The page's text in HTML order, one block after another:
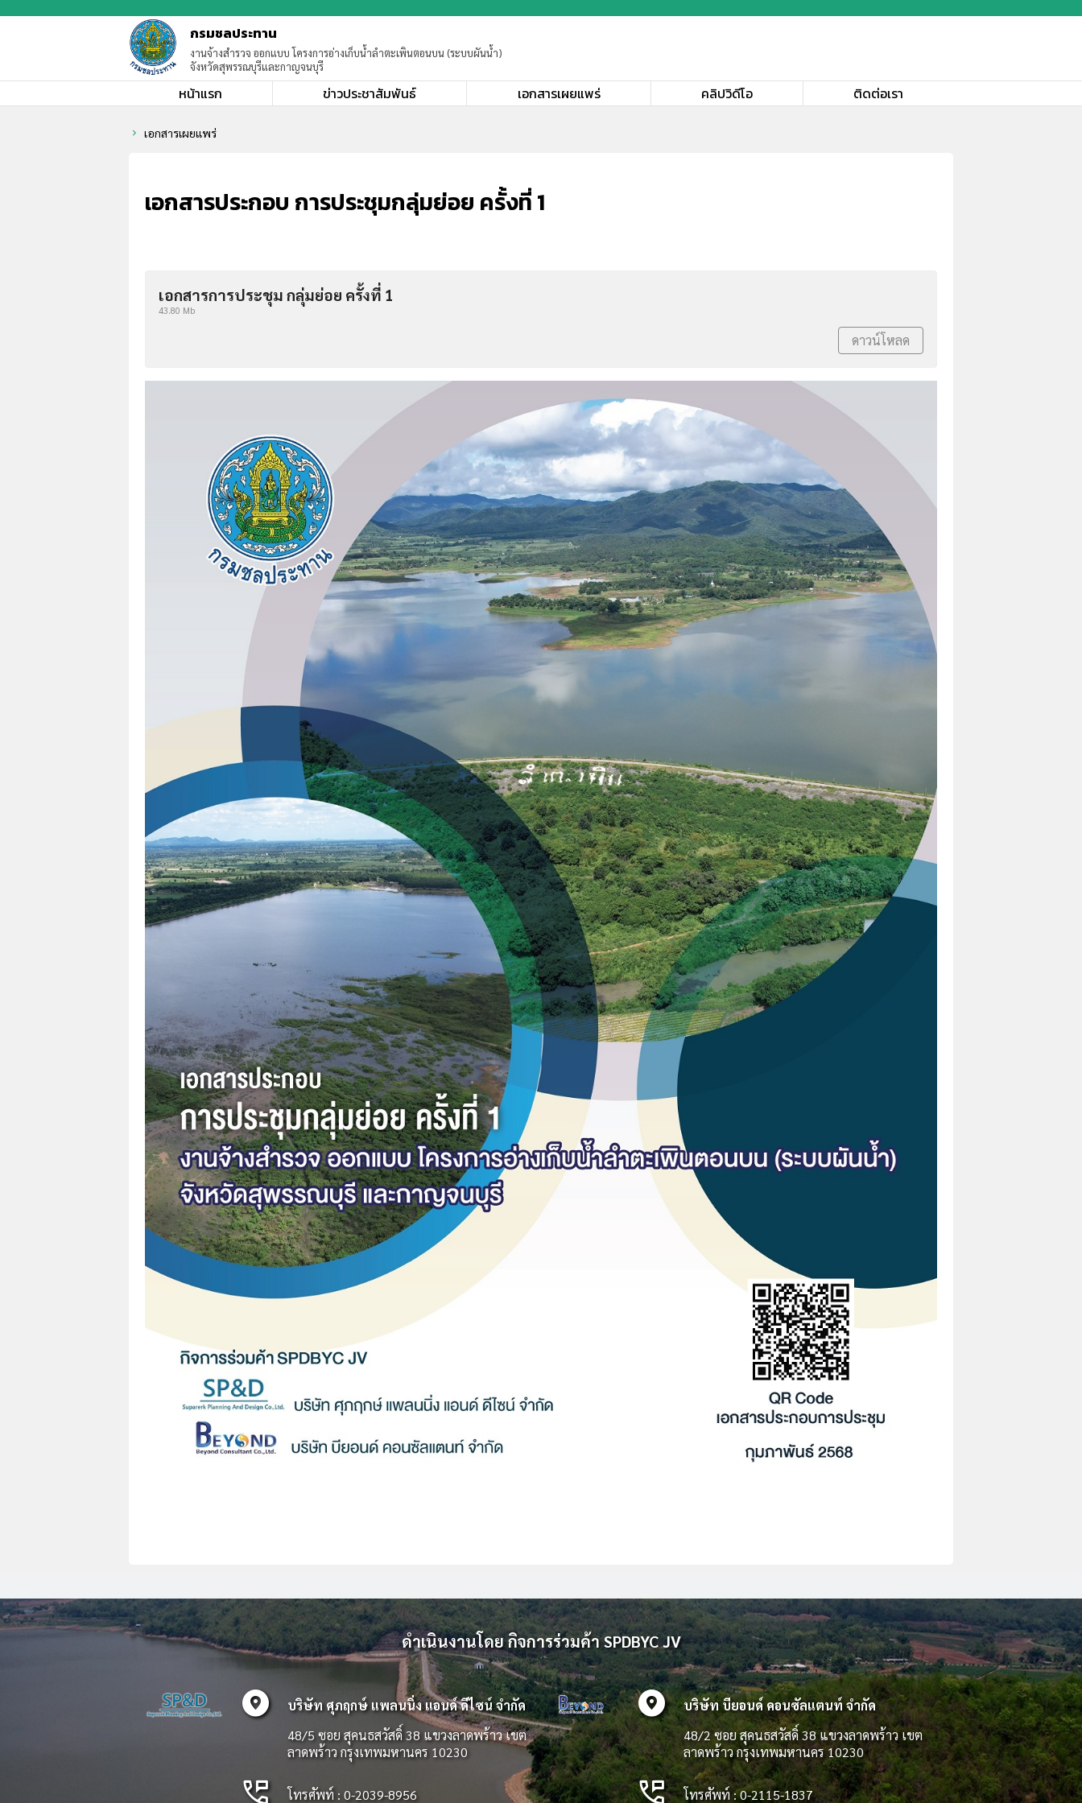
กรมชลประทาน
งานจ้างสำรวจ ออกแบบ โครงการอ่างเก็บน้ำลำตะเพินตอนบน (ระบบผันน้ำ)
จังหวัดสุพรรณบุรีและกาญจนบุรี
หน้าแรก ข่าวประชาสัมพันธ์ เอกสารเผยแพร่ คลิปวิดีโอ ติดต่อเรา
chevron_right เอกสารเผยแพร่
เอกสารประกอบ การประชุมกลุ่มย่อย ครั้งที่ 1
เอกสารการประชุม กลุ่มย่อย ครั้งที่ 1
43.80 Mb
ดาวน์โหลด
ดำเนินงานโดย กิจการร่วมค้า SPDBYC JV
explore_nearby
บริษัท ศุภฤกษ์ แพลนนิ่ง แอนด์ ดีไซน์ จำกัด
48/5 ซอย สุคนธสวัสดิ์ 38 แขวงลาดพร้าว เขต
ลาดพร้าว กรุงเทพมหานคร 10230
perm_phone_msg โทรศัพท์ : 0-2039-8956
explore_nearby
บริษัท บียอนด์ คอนซัลแตนท์ จำกัด
48/2 ซอย สุคนธสวัสดิ์ 38 แขวงลาดพร้าว เขต
ลาดพร้าว กรุงเทพมหานคร 10230
perm_phone_msg โทรศัพท์ : 0-2115-1837